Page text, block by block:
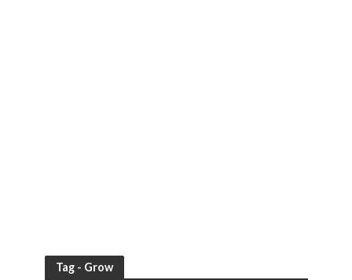
Tag - Grow